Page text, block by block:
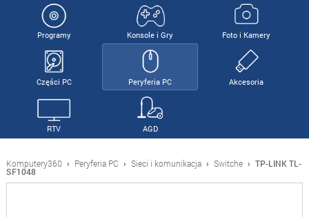
Programy Konsole i Gry Foto i Kamery
Części PC Peryferia PC Akcesoria
RTV AGD
Komputery360 › Peryferia PC › Sieci i komunikacja › Switche › TP-LINK TL-
SF1048